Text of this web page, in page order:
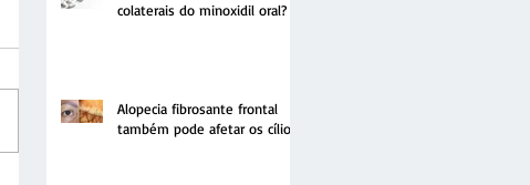
colaterais do minoxidil oral?
Alopecia fibrosante frontal
também pode afetar os cílios